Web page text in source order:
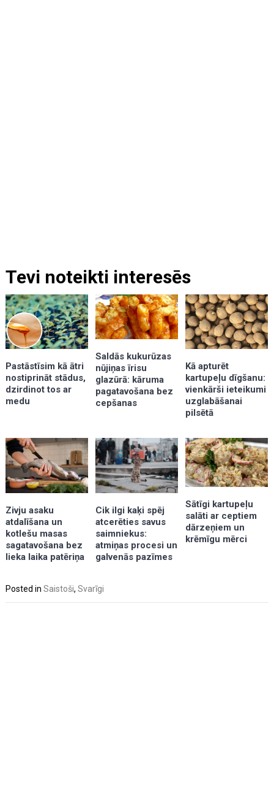
Tevi noteikti interesēs
Pastāstīsim kā ātri
nostiprināt stādus,
dzirdinot tos ar
medu
Saldās kukurūzas
nūjiņas īrisu
glazūrā: kāruma
pagatavošana bez
cepšanas
Kā apturēt
kartupeļu dīgšanu:
vienkārši ieteikumi
uzglabāšanai
pilsētā
Zivju asaku
atdalīšana un
kotlešu masas
sagatavošana bez
lieka laika patēriņa
Cik ilgi kaķi spēj
atcerēties savus
saimniekus:
atmiņas procesi un
galvenās pazīmes
Sātīgi kartupeļu
salāti ar ceptiem
dārzeņiem un
krēmīgu mērci
Posted inSaistoši,Svarīgi